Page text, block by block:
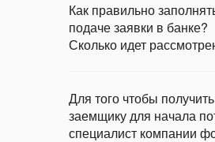
Как правильно
подаче заявки в банке?
Сколько идет
Для того чтобы
заемщику для начала
специалист компании